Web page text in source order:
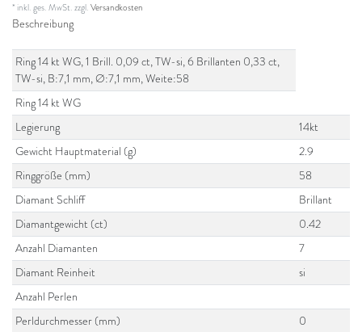
* inkl. ges. MwSt. zzgl.Versandkosten
Beschreibung
Ring 14 kt WG, 1 Brill. 0,09 ct, TW-si, 6 Brillanten 0,33 ct,
TW-si, B:7,1 mm, Ø:7,1 mm, Weite:58
Ring 14 kt WG
Legierung
14kt
Gewicht Hauptmaterial (g)
2.9
Ringgröße (mm)
58
Diamant Schliff
Brillant
Diamantgewicht (ct)
0.42
Anzahl Diamanten
7
Diamant Reinheit
si
Anzahl Perlen
Perldurchmesser (mm)
0